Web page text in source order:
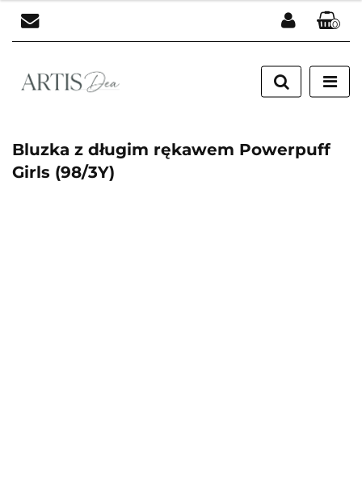
Zaloguj się
Zarejestruj się
0
Bluzka z długim rękawem Powerpuff
Girls (98/3Y)